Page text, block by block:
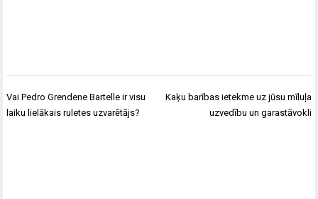
Ziņu
izvēlne
Vai Pedro Grendene Bartelle ir visu
laiku lielākais ruletes uzvarētājs?
Kaķu barības ietekme uz jūsu mīluļa
uzvedību un garastāvokli